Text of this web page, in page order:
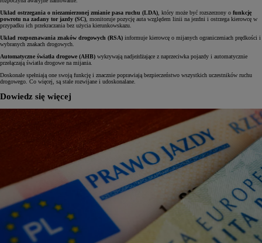
Układ ostrzegania o niezamierzonej zmianie pasa ruchu (LDA) , który może być rozszerzony o funkcję
powrotu na zadany tor jazdy (SC) , monitoruje pozycję auta względem linii na jezdni i ostrzega kierowcę w
przypadku ich przekraczania bez użycia kierunkowskazu.
Układ rozpoznawania znaków drogowych (RSA) informuje kierowcę o mijanych ograniczeniach prędkości i
wybranych znakach drogowych.
Automatyczne światła drogowe (AHB) wykrywają nadjeżdżające z naprzeciwka pojazdy i automatycznie
przełączają światła drogowe na mijania.
Doskonale spełniają one swoją funkcję i znacznie poprawiają bezpieczeństwo wszystkich uczestników ruchu
drogowego. Co więcej, są stale rozwijane i udoskonalane.
Dowiedz się więcej